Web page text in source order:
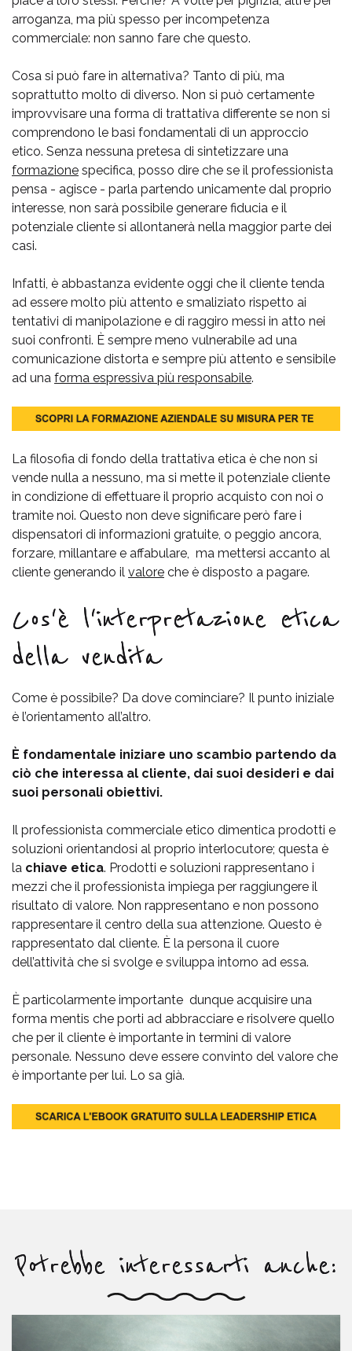
arroganza, ma più spesso per incompetenza
commerciale: non sanno fare che questo.
Cosa si può fare in alternativa? Tanto di più, ma
soprattutto molto di diverso. Non si può certamente
improvvisare una forma di trattativa differente se non si
comprendono le basi fondamentali di un approccio
etico. Senza nessuna pretesa di sintetizzare una
formazione specifica, posso dire che se il professionista
pensa - agisce - parla partendo unicamente dal proprio
interesse, non sarà possibile generare fiducia e il
potenziale cliente si allontanerà nella maggior parte dei
casi.
Infatti, è abbastanza evidente oggi che il cliente tenda
ad essere molto più attento e smaliziato rispetto ai
tentativi di manipolazione e di raggiro messi in atto nei
suoi confronti. È sempre meno vulnerabile ad una
comunicazione distorta e sempre più attento e sensibile
ad una forma espressiva più responsabile.
La filosofia di fondo della trattativa etica è che non si
vende nulla a nessuno, ma si mette il potenziale cliente
in condizione di effettuare il proprio acquisto con noi o
tramite noi. Questo non deve significare però fare i
dispensatori di informazioni gratuite, o peggio ancora,
forzare, millantare e affabulare, ma mettersi accanto al
cliente generando il valore che è disposto a pagare.
Cos'è l'interpretazione etica
della vendita
Come è possibile? Da dove cominciare? Il punto iniziale
è l’orientamento all’altro.
È fondamentale iniziare uno scambio partendo da
ciò che interessa al cliente, dai suoi desideri e dai
suoi personali obiettivi.
Il professionista commerciale etico dimentica prodotti e
soluzioni orientandosi al proprio interlocutore; questa è
la chiave etica. Prodotti e soluzioni rappresentano i
mezzi che il professionista impiega per raggiungere il
risultato di valore. Non rappresentano e non possono
rappresentare il centro della sua attenzione. Questo è
rappresentato dal cliente. È la persona il cuore
dell’attività che si svolge e sviluppa intorno ad essa.
È particolarmente importante dunque acquisire una
forma mentis che porti ad abbracciare e risolvere quello
che per il cliente è importante in termini di valore
personale. Nessuno deve essere convinto del valore che
è importante per lui. Lo sa già.
Potrebbe interessarti anche: